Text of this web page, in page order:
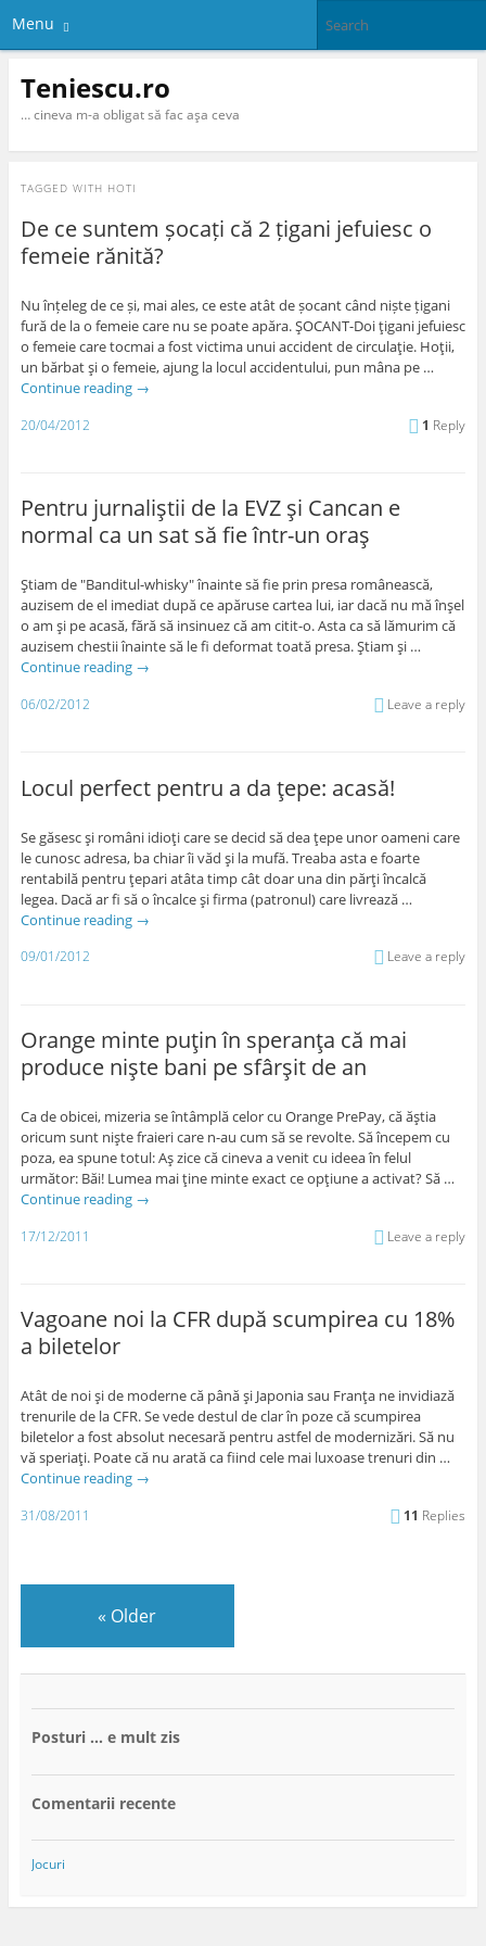
Menu
Teniescu.ro
… cineva m-a obligat să fac aşa ceva
TAGGED WITH HOTI
De ce suntem șocați că 2 țigani jefuiesc o
femeie rănită?
Nu înțeleg de ce și, mai ales, ce este atât de șocant când niște țigani
fură de la o femeie care nu se poate apăra. ŞOCANT-Doi ţigani jefuiesc
o femeie care tocmai a fost victima unui accident de circulaţie. Hoţii,
un bărbat şi o femeie, ajung la locul accidentului, pun mâna pe …
Continue reading →
20/04/2012 1 Reply
Pentru jurnaliştii de la EVZ şi Cancan e
normal ca un sat să fie într-un oraş
Ştiam de "Banditul-whisky" înainte să fie prin presa românească,
auzisem de el imediat după ce apăruse cartea lui, iar dacă nu mă înşel
o am şi pe acasă, fără să insinuez că am citit-o. Asta ca să lămurim că
auzisem chestii înainte să le fi deformat toată presa. Ştiam şi …
Continue reading →
06/02/2012 Leave a reply
Locul perfect pentru a da ţepe: acasă!
Se găsesc şi români idioţi care se decid să dea ţepe unor oameni care
le cunosc adresa, ba chiar îi văd şi la mufă. Treaba asta e foarte
rentabilă pentru ţepari atâta timp cât doar una din părţi încalcă
legea. Dacă ar fi să o încalce şi firma (patronul) care livrează …
Continue reading →
09/01/2012 Leave a reply
Orange minte puţin în speranţa că mai
produce nişte bani pe sfârşit de an
Ca de obicei, mizeria se întâmplă celor cu Orange PrePay, că ăştia
oricum sunt nişte fraieri care n-au cum să se revolte. Să începem cu
poza, ea spune totul: Aş zice că cineva a venit cu ideea în felul
următor: Băi! Lumea mai ţine minte exact ce opţiune a activat? Să …
Continue reading →
17/12/2011 Leave a reply
Vagoane noi la CFR după scumpirea cu 18%
a biletelor
Atât de noi şi de moderne că până şi Japonia sau Franţa ne invidiază
trenurile de la CFR. Se vede destul de clar în poze că scumpirea
biletelor a fost absolut necesară pentru astfel de modernizări. Să nu
vă speriaţi. Poate că nu arată ca fiind cele mai luxoase trenuri din …
Continue reading →
31/08/2011 11 Replies
« Older
Posturi … e mult zis
Comentarii recente
Jocuri